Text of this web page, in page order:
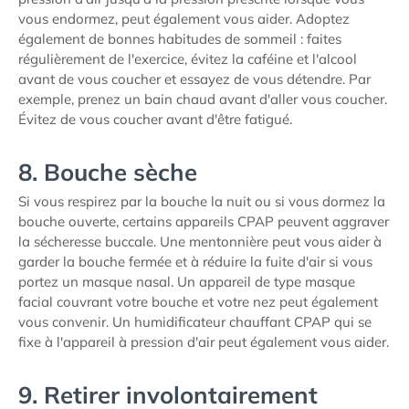
vous endormez, peut également vous aider. Adoptez
également de bonnes habitudes de sommeil : faites
régulièrement de l'exercice, évitez la caféine et l'alcool
avant de vous coucher et essayez de vous détendre. Par
exemple, prenez un bain chaud avant d'aller vous coucher.
Évitez de vous coucher avant d'être fatigué.
8. Bouche sèche
Si vous respirez par la bouche la nuit ou si vous dormez la
bouche ouverte, certains appareils CPAP peuvent aggraver
la sécheresse buccale. Une mentonnière peut vous aider à
garder la bouche fermée et à réduire la fuite d'air si vous
portez un masque nasal. Un appareil de type masque
facial couvrant votre bouche et votre nez peut également
vous convenir. Un humidificateur chauffant CPAP qui se
fixe à l'appareil à pression d'air peut également vous aider.
9. Retirer involontairement